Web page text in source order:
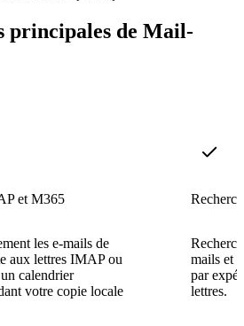
principales de Mail-
et M365
les e-mails de
aux lettres IMAP ou
calendrier
votre copie locale
mails et
par
lettres.